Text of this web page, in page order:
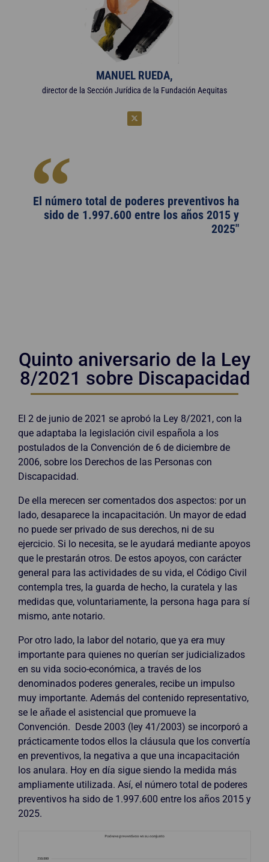
MANUEL RUEDA,
director de la Sección Jurídica de la Fundación Aequitas
El número total de poderes preventivos ha
sido de 1.997.600 entre los años 2015 y
2025"
Quinto aniversario de la Ley
8/2021 sobre Discapacidad
El 2 de junio de 2021 se aprobó la Ley 8/2021, con la
que adaptaba la legislación civil española a los
postulados de la Convención de 6 de diciembre de
2006, sobre los Derechos de las Personas con
Discapacidad.
De ella merecen ser comentados dos aspectos: por un
lado, desaparece la incapacitación. Un mayor de edad
no puede ser privado de sus derechos, ni de su
ejercicio. Si lo necesita, se le ayudará mediante apoyos
que le prestarán otros. De estos apoyos, con carácter
general para las actividades de su vida, el Código Civil
contempla tres, la guarda de hecho, la curatela y las
medidas que, voluntariamente, la persona haga para sí
mismo, ante notario.
Por otro lado, la labor del notario, que ya era muy
importante para quienes no querían ser judicializados
en su vida socio-económica, a través de los
denominados poderes generales, recibe un impulso
muy importante. Además del contenido representativo,
se le añade el asistencial que promueve la
Convención. Desde 2003 (ley 41/2003) se incorporó a
prácticamente todos ellos la cláusula que los convertía
en preventivos, la negativa a que una incapacitación
los anulara. Hoy en día sigue siendo la medida más
ampliamente utilizada. Así, el número total de poderes
preventivos ha sido de 1.997.600 entre los años 2015 y
2025.